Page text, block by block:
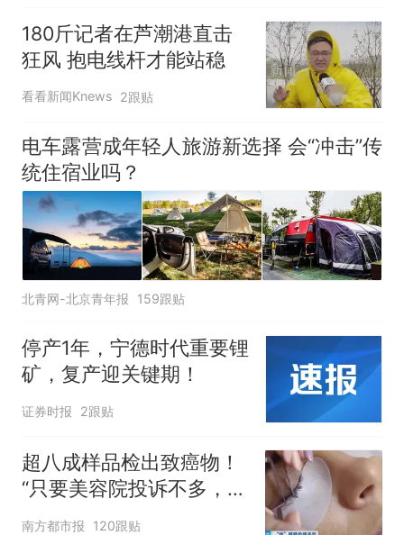
180斤记者在芦潮港直击
狂风 抱电线杆才能站稳
看看新闻Knews 2跟贴
电车露营成年轻人旅游新选择 会“冲击”传
统住宿业吗？
北青网-北京青年报 159跟贴
停产1年，宁德时代重要锂
矿，复产迎关键期！
证券时报 2跟贴
超八成样品检出致癌物！
“只要美容院投诉不多，店
家就不会更换产品”
南方都市报 120跟贴